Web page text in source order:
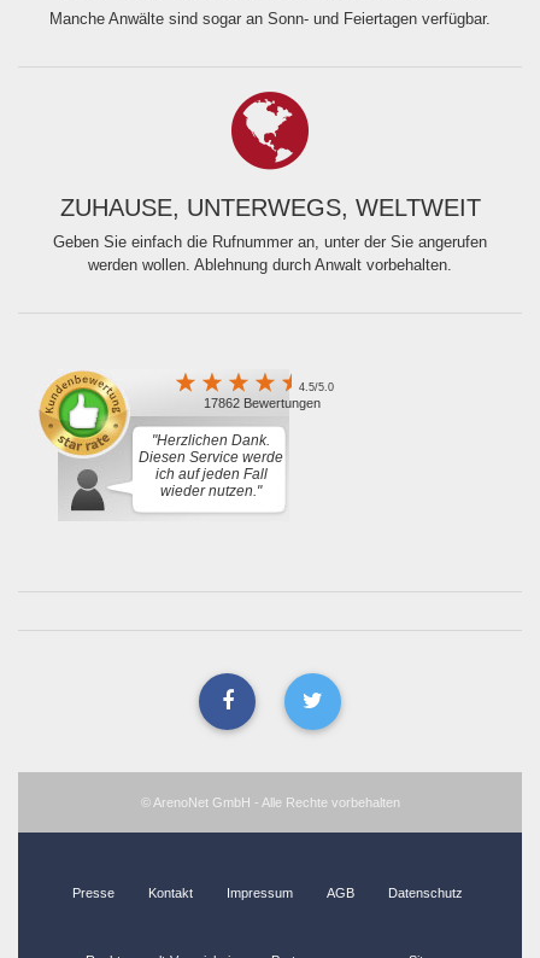
Manche Anwälte sind sogar an Sonn- und Feiertagen verfügbar.
ZUHAUSE, UNTERWEGS, WELTWEIT
Geben Sie einfach die Rufnummer an, unter der Sie angerufen
werden wollen. Ablehnung durch Anwalt vorbehalten.
4.5/5.0
17862 Bewertungen
"Herzlichen Dank.
Diesen Service werde
ich auf jeden Fall
wieder nutzen."
© ArenoNet GmbH - Alle Rechte vorbehalten
Presse Kontakt Impressum AGB Datenschutz